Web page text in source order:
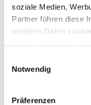
soziale Medien,
Partner führen diese
weiteren Daten
Notwendig
Präferenzen